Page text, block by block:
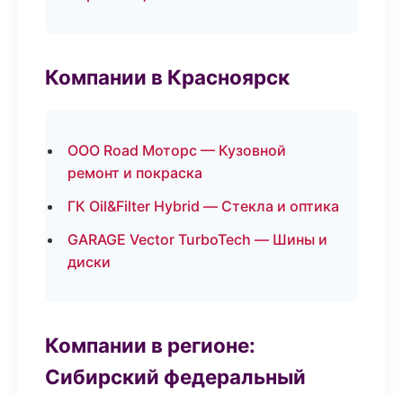
Компании в Красноярск
ООО Road Моторс — Кузовной
ремонт и покраска
ГК Oil&Filter Hybrid — Стекла и оптика
GARAGE Vector TurboTech — Шины и
диски
Компании в регионе:
Сибирский федеральный